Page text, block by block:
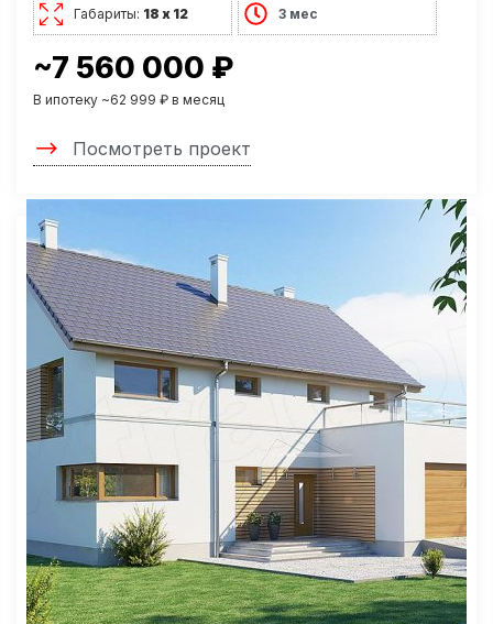
Габариты: 18 х 12 3 мес
~7 560 000 ₽
В ипотеку ~62 999 ₽ в месяц
Посмотреть проект